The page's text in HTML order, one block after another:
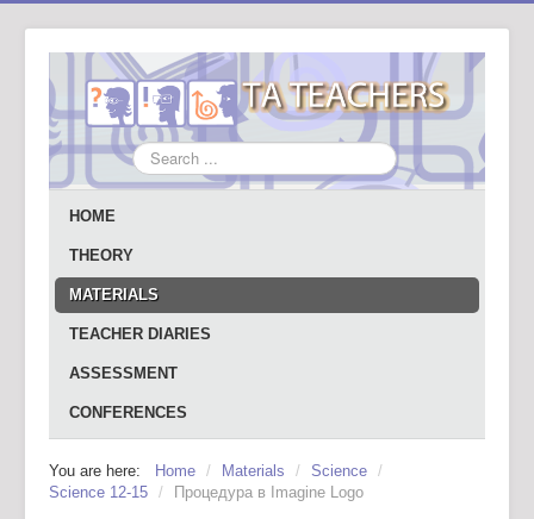
Search
...
HOME
THEORY
MATERIALS
TEACHER DIARIES
ASSESSMENT
CONFERENCES
You are here: Home / Materials / Science /
Science 12-15 / Процедура в Imagine Logo